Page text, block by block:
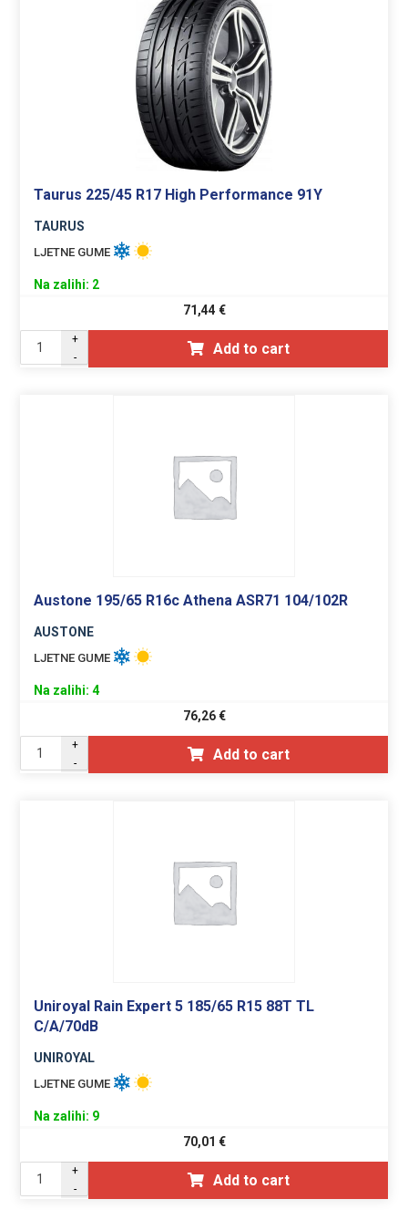
Taurus 225/45 R17 High Performance 91Y
TAURUS
LJETNE GUME
Na zalihi: 2
71,44 €
+
-
Add to cart
Austone 195/65 R16c Athena ASR71 104/102R
AUSTONE
LJETNE GUME
Na zalihi: 4
76,26€
+
-
Add to cart
Uniroyal Rain Expert 5 185/65 R15 88T TL
C/A/70dB
UNIROYAL
LJETNE GUME
Na zalihi: 9
70,01 €
+
-
Add to cart